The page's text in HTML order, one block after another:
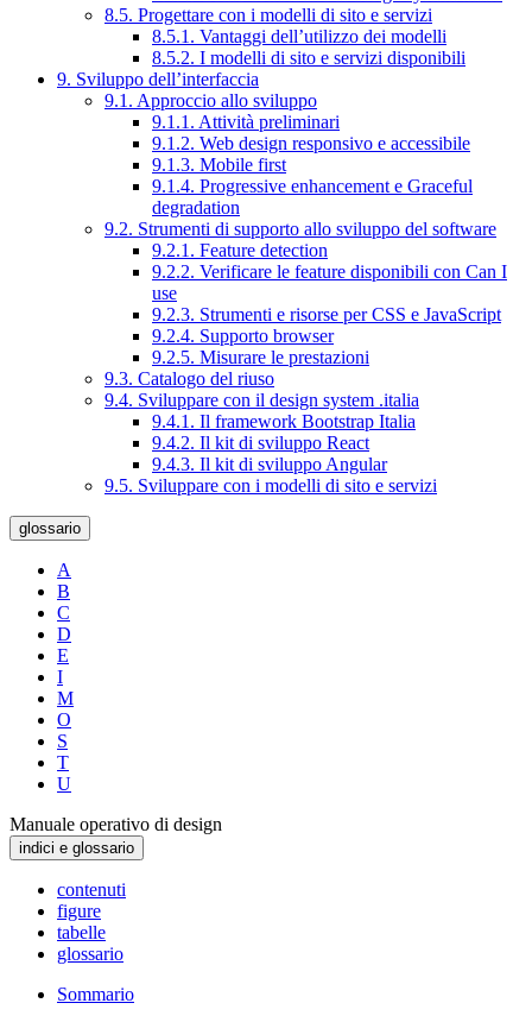
8.5. Progettare con i modelli di sito e servizi
8.5.1. Vantaggi dell’utilizzo dei modelli
8.5.2. I modelli di sito e servizi disponibili
9. Sviluppo dell’interfaccia
9.1. Approccio allo sviluppo
9.1.1. Attività preliminari
9.1.2. Web design responsivo e accessibile
9.1.3. Mobile first
9.1.4. Progressive enhancement e Graceful
degradation
9.2. Strumenti di supporto allo sviluppo del software
9.2.1. Feature detection
9.2.2. Verificare le feature disponibili con Can I
use
9.2.3. Strumenti e risorse per CSS e JavaScript
9.2.4. Supporto browser
9.2.5. Misurare le prestazioni
9.3. Catalogo del riuso
9.4. Sviluppare con il design system .italia
9.4.1. Il framework Bootstrap Italia
9.4.2. Il kit di sviluppo React
9.4.3. Il kit di sviluppo Angular
9.5. Sviluppare con i modelli di sito e servizi
glossario
A
B
C
D
E
I
M
O
S
T
U
Manuale operativo di design
indici e glossario
contenuti
figure
tabelle
glossario
Sommario